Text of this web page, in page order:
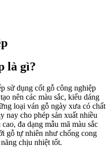
là gì?
sử dụng cốt gỗ công nghiệp
nên các màu sắc, kiểu dáng
loại ván gỗ ngày xưa có chất
nay cho phép sản xuất nhiều
đa dạng mẫu mã màu sắc
gỗ tự nhiên như chống cong
chịu nhiệt tốt.